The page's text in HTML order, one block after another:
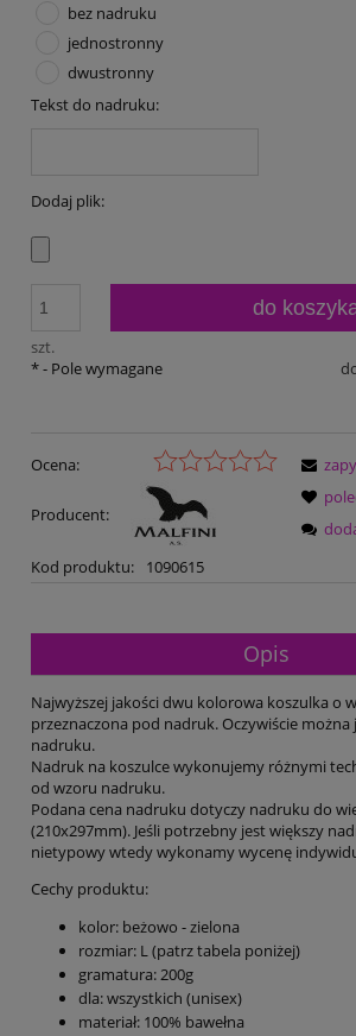
bez nadruku
jednostronny
dwustronny
Tekst do nadruku:
Dodaj plik:
szt.
do
*- Pole wymagane
Ocena:
Producent:
Kod produktu: 1090615
Opis
Najwyższej jakości dwu kolorowa koszulka o
przeznaczona pod nadruk. Oczywiście można
nadruku.
Nadruk na koszulce wykonujemy różnymi
od wzoru nadruku.
Podana cena nadruku dotyczy nadruku do
(210x297mm). Jeśli potrzebny jest większy
nietypowy wtedy wykonamy wycenę
Cechy produktu:
kolor: beżowo - zielona
rozmiar: L (patrz tabela poniżej)
gramatura: 200g
dla: wszystkich (unisex)
materiał: 100% bawełna